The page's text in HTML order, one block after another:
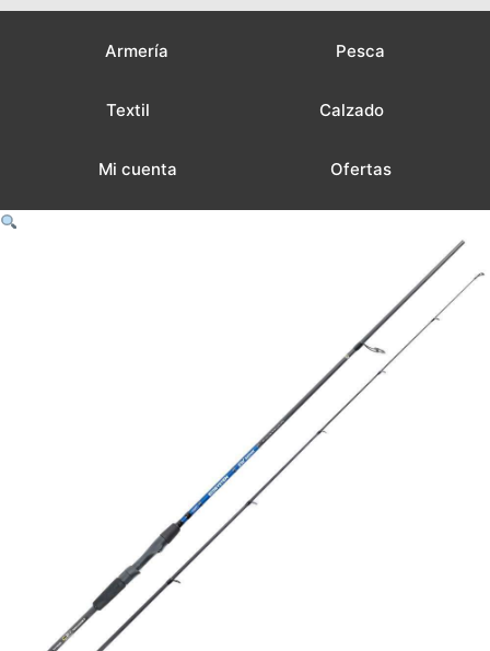
Armería Pesca
Textil Calzado
Mi cuenta Ofertas